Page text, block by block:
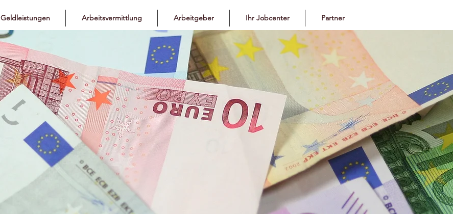
Geldleistungen Arbeitsvermittlung Arbeitgeber Ihr Jobcenter Partner